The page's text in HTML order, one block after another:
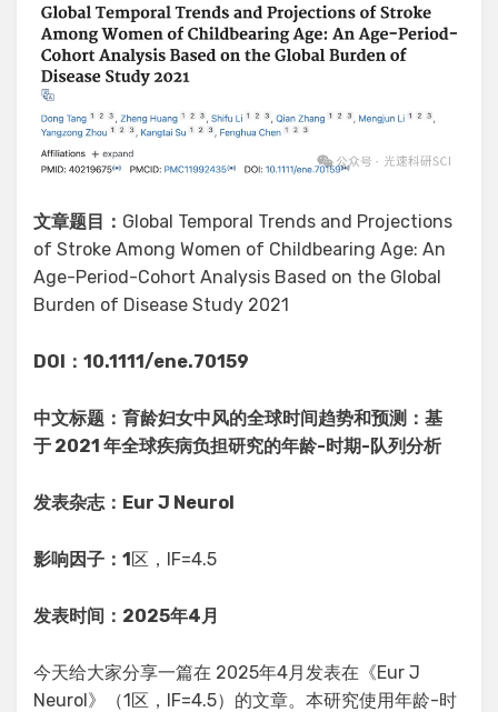
文章题目： Global Temporal Trends and Projections
of Stroke Among Women of Childbearing Age: An
Age-Period-Cohort Analysis Based on the Global
Burden of Disease Study 2021
DOI：10.1111/ene.70159
中文标题：育龄妇女中风的全球时间趋势和预测：基
于 2021 年全球疾病负担研究的年龄-时期-队列分析
发表杂志：Eur J Neurol
影响因子：1区，IF=4.5
发表时间：2025年4月
今天给大家分享一篇在 2025年4月发表在《Eur J
Neurol》（1区，IF=4.5）的文章。本研究使用年龄-时